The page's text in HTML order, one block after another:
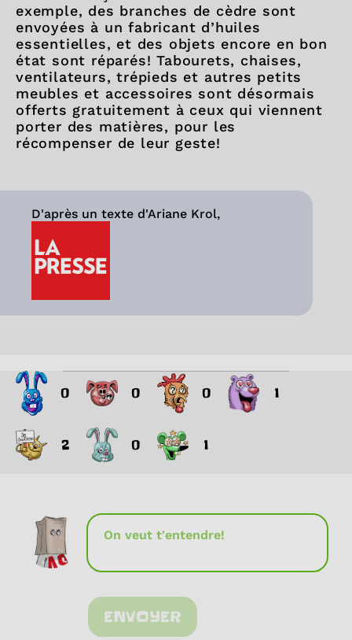
exemple, des branches de cèdre sont
envoyées à un fabricant d’huiles
essentielles, et des objets encore en bon
état sont réparés! Tabourets, chaises,
ventilateurs, trépieds et autres petits
meubles et accessoires sont désormais
offerts gratuitement à ceux qui viennent
porter des matières, pour les
récompenser de leur geste!
D'après un texte d'Ariane Krol,
0 0 0 1
2 0 1
ENVOYER